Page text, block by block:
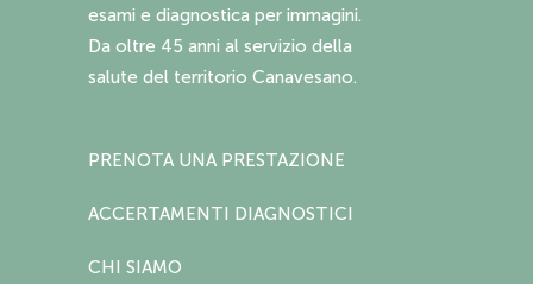
esami e diagnostica per immagini.
Da oltre 45 anni al servizio della
salute del territorio Canavesano.
PRENOTA UNA PRESTAZIONE
ACCERTAMENTI DIAGNOSTICI
CHI SIAMO